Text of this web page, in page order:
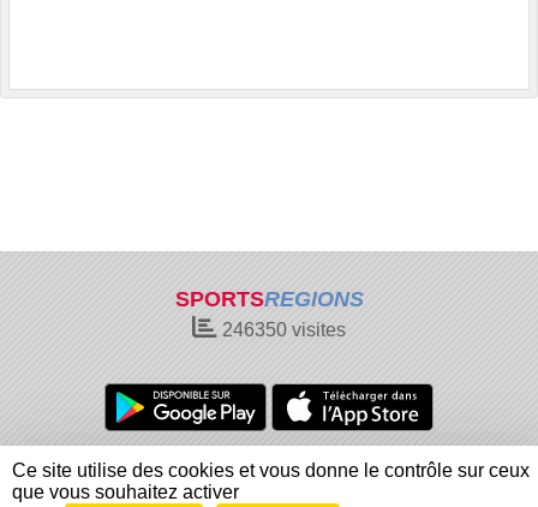
SPORTSREGIONS
246350 visites
Charte cookies
Gestion des cookies
Informations légales
Signaler un contenu inapproprié
Ce site utilise des cookies et vous donne le contrôle sur ceux
que vous souhaitez activer